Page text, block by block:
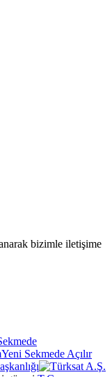
bizimle iletişime
Yeni Sekmede Açılır